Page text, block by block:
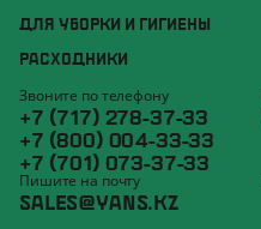
ДЛЯ УБОРКИ И ГИГИЕНЫ
РАСХОДНИКИ
Звоните по телефону
+7 (717) 278-37-33
+7 (800) 004-33-33
+7 (701) 073-37-33
Пишите на почту
SALES@YANS.KZ